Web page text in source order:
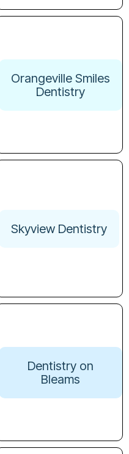
Orangeville Smiles
Dentistry
Skyview Dentistry
Dentistry on
Bleams